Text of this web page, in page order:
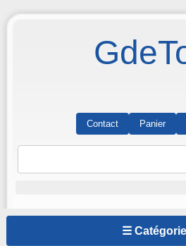
Contact Panier
☰